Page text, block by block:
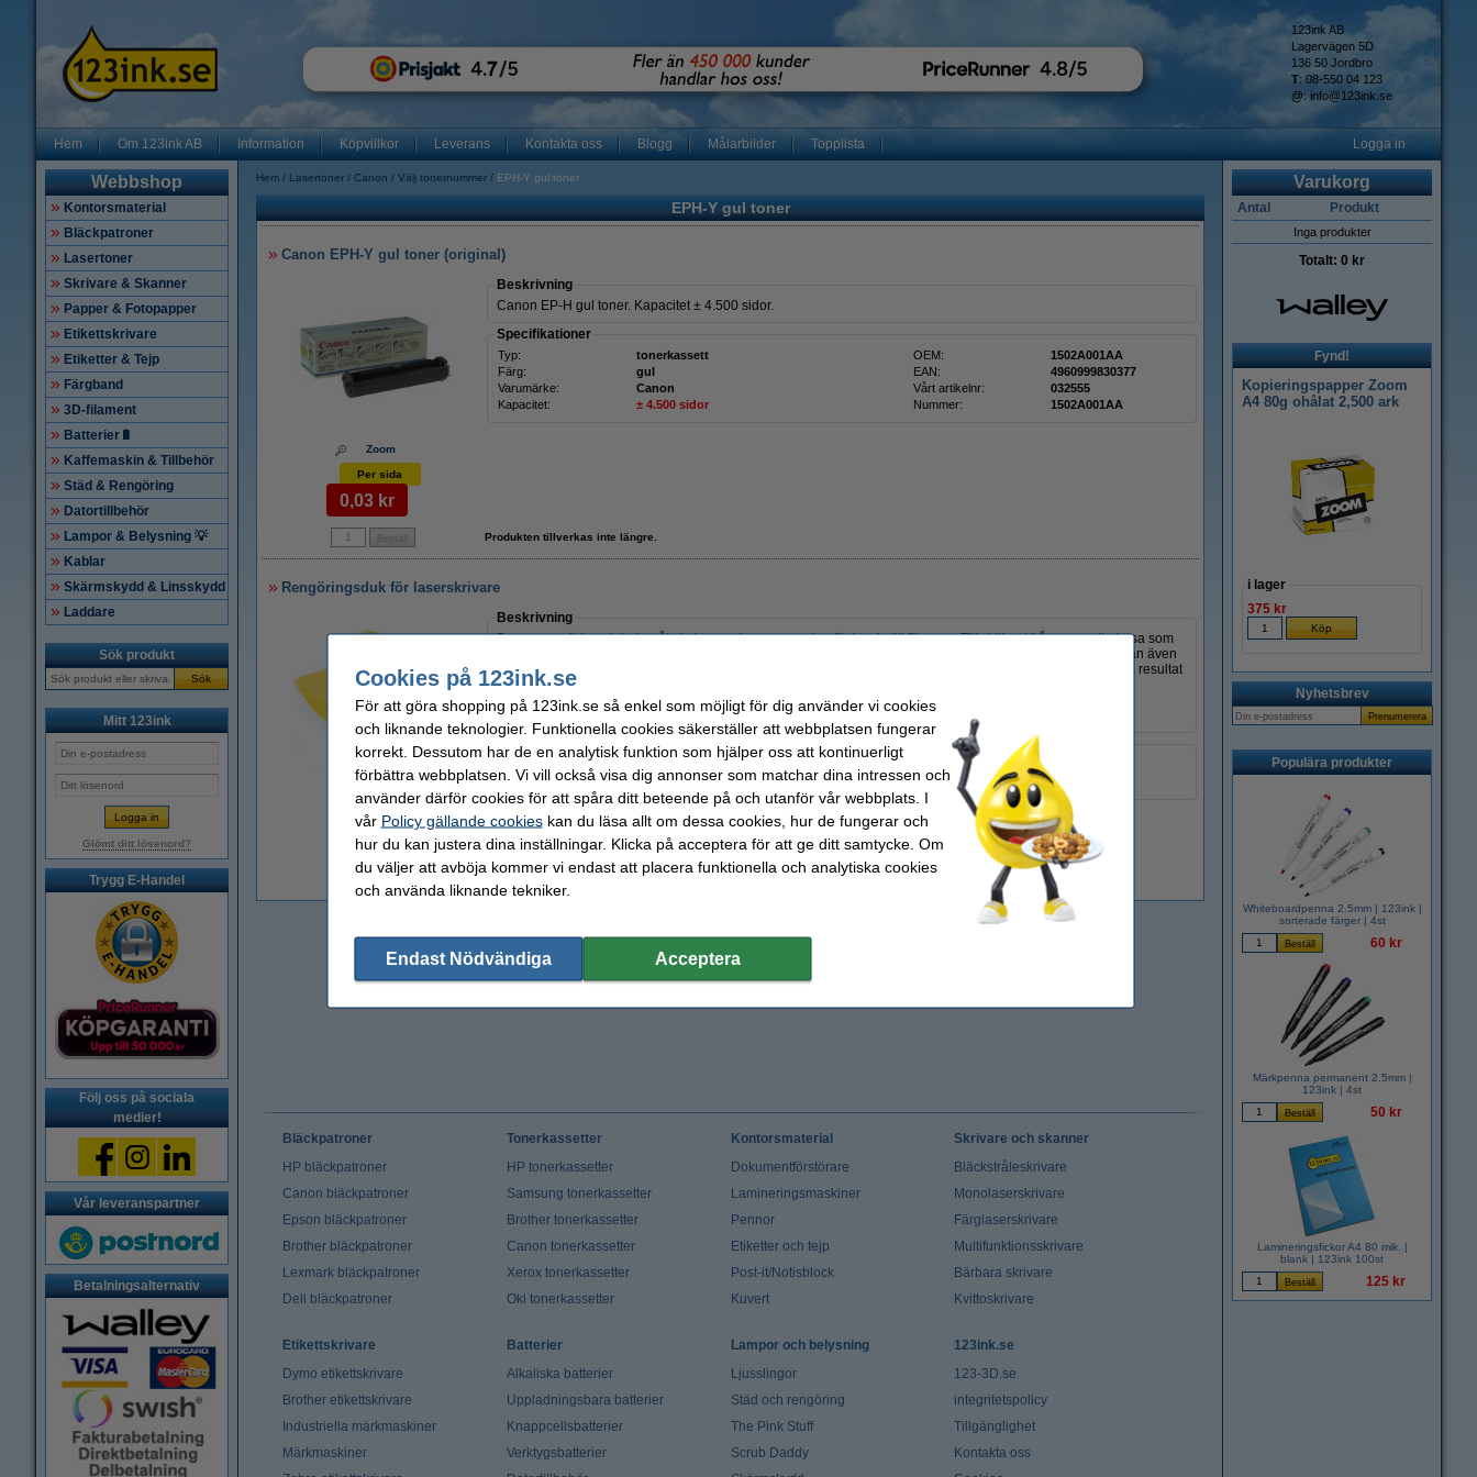
123ink AB
Lagervägen 5D
136 50 Jordbro
T: 08-550 04 123
@: info@123ink.se
Hem Om 123ink AB Information Köpvillkor Leverans Kontakta oss Blogg Målarbilder Topplista Logga in
Webbshop
Kontorsmaterial
Bläckpatroner
Lasertoner
Skrivare & Skanner
Papper & Fotopapper
Etikettskrivare
Etiketter & Tejp
Färgband
3D-filament
Batterier🔋
Kaffemaskin & Tillbehör
Städ & Rengöring
Datortillbehör
Lampor & Belysning 💡
Kablar
Skärmskydd & Linsskydd
Laddare
Sök produkt
Sök
Mitt 123ink
Glömt ditt lösenord?
Trygg E-Handel
Följ oss på sociala
medier!
Vår leveranspartner
Betalningsalternativ
Hem Lasertoner Canon Välj tonernummer EPH-Y gul toner
EPH-Y gul toner
Canon EPH-Y gul toner (original)
Zoom
Beskrivning
Canon EP-H gul toner. Kapacitet ± 4.500 sidor.
Specifikationer
Typ: tonerkassett OEM:
1502A001AA
Färg:
gul EAN:
4960999830377
Varumärke:
Canon Vårt artikelnr:
032555
Kapacitet:
± 4.500 sidor Nummer: 1502A001AA
Per sida
0,03 kr
Produkten tillverkas inte längre.
Rengöringsduk för laserskrivare
Zoom
Beskrivning
Denna rengöringsduk drar åt sig tonerpulver som sedan fäster sig till fibrerna. Till skillnad från en vanlig trasa som
lätt sprider tonerpulver snarare än plockar upp det, fäster sig tonerpulvret ordentligt till denna duk. Duken kan även
användas för att rengöra insidan av själva skrivaren samt för att få bort tonerpulver från händerna. För bästa resultat
- sträck ut materialen i båda riktningarna före användning.
OBS! Låt inte duken komma i kontakt med trumenheten (den glansiga cylindern).
Specifikationer
rengöringsduk för toner
Mått:
43 x 32 cm (LxB) Vårt artikelnr: 999099
Beställ nu så skickar vi på måndag!
19 kr
i lager
Varukorg
Antal Produkt
Inga produkter
Totalt: 0 kr
Fynd!
Kopieringspapper Zoom
A4 80g ohålat 2,500 ark
i lager
375 kr
Nyhetsbrev
Populära produkter
Whiteboardpenna 2.5mm | 123ink |
sorterade färger | 4st
60 kr
Märkpenna permanent 2.5mm |
123ink | 4st
50 kr
Lamineringsfickor A4 80 mik. |
blank | 123ink 100st
125 kr
Bläckpatroner
HP bläckpatroner
Canon bläckpatroner
Epson bläckpatroner
Brother bläckpatroner
Lexmark bläckpatroner
Dell bläckpatroner
Tonerkassetter
HP tonerkassetter
Samsung tonerkassetter
Brother tonerkassetter
Canon tonerkassetter
Xerox tonerkassetter
Oki tonerkassetter
Kontorsmaterial
Dokumentförstörare
Lamineringsmaskiner
Pennor
Etiketter och tejp
Post-it/Notisblock
Kuvert
Skrivare och skanner
Bläckstråleskrivare
Monolaserskrivare
Färglaserskrivare
Multifunktionsskrivare
Bärbara skrivare
Kvittoskrivare
Etikettskrivare
Dymo etikettskrivare
Brother etikettskrivare
Industriella märkmaskiner
Märkmaskiner
Batterier
Alkaliska batterier
Uppladningsbara batterier
Knappcellsbatterier
Verktygsbatterier
Lampor och belysning
Ljusslingor
Städ och rengöring
The Pink Stuff
Scrub Daddy
123ink.se
123-3D.se
integritetspolicy
Tillgänglighet
Kontakta oss
Cookies på 123ink.se
För att göra shopping på 123ink.se så enkel som möjligt för dig använder vi cookies
och liknande teknologier. Funktionella cookies säkerställer att webbplatsen fungerar
korrekt. Dessutom har de en analytisk funktion som hjälper oss att kontinuerligt
förbättra webbplatsen. Vi vill också visa dig annonser som matchar dina intressen och
använder därför cookies för att spåra ditt beteende på och utanför vår webbplats. I
vår Policy gällande cookieskan du läsa allt om dessa cookies, hur de fungerar och
hur du kan justera dina inställningar. Klicka på acceptera för att ge ditt samtycke. Om
du väljer att avböja kommer vi endast att placera funktionella och analytiska cookies
och använda liknande tekniker.
Endast Nödvändiga Acceptera